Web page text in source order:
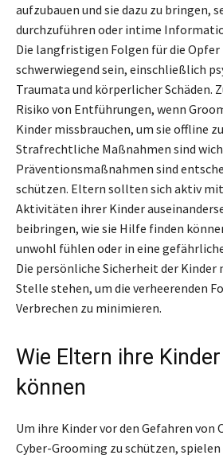
aufzubauen und sie dazu zu bringen,
durchzuführen oder intime
Die langfristigen Folgen für die Opfer
schwerwiegend sein, einschließlich
Traumata und körperlicher Schäden.
Risiko von Entführungen, wenn
Kinder missbrauchen, um sie offline
Strafrechtliche Maßnahmen sind
Präventionsmaßnahmen sind
schützen. Eltern sollten sich aktiv
Aktivitäten ihrer Kinder
beibringen, wie sie Hilfe finden
unwohl fühlen oder in eine
Die persönliche Sicherheit der Kinder
Stelle stehen, um die verheerenden
Verbrechen zu minimieren.
Wie Eltern ihre
können
Um ihre Kinder vor den Gefahren von
Cyber-Grooming zu schützen,